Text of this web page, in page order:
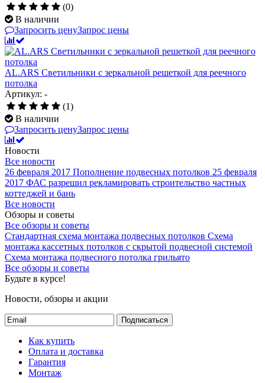
(0)
В наличии
Запросить ценуЗапрос цены
AL.ARS Светильники с зеркальной решеткой для реечного
потолка
Артикул: -
(1)
В наличии
Запросить ценуЗапрос цены
Новости
Все новости
26 февраля 2017 Пополнение подвесных потолков 25 февраля
2017 ФАС разрешил рекламировать строительство частных
коттеджей и бань
Все новости
Обзоры и советы
Все обзоры и советы
Стандартная схема монтажа подвесных потолков Схема
монтажа кассетных потолков с скрытой подвесной системой
Схема монтажа подвесного потолка грильято
Все обзоры и советы
Будьте в курсе!
Новости, обзоры и акции
Подписаться
Как купить
Оплата и доставка
Гарантия
Монтаж